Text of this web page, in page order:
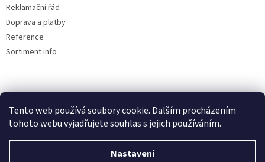
Tento web používá soubory cookie. Dalším procházením
tohoto webu vyjadřujete souhlas s jejich používáním.
Nastavení
🏖️ DOVOLENÁ 6.8.2026 —
kamenná prodejna uzavřena.
Objednávky přijímáme i během
Reklamační řád
Doprava a platby
Reference
Sortiment info
Reklamační řád
Vytvořil Shoptet